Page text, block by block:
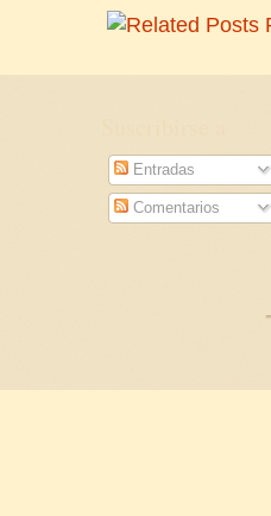
Entradas
Comentarios